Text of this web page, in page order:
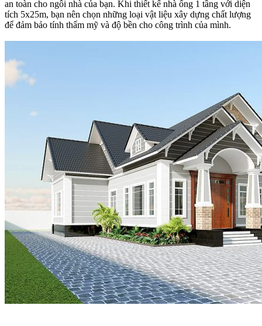
an toàn cho ngôi nhà của bạn. Khi thiết kế nhà ống 1 tầng với diện
tích 5x25m, bạn nên chọn những loại vật liệu xây dựng chất lượng
để đảm bảo tính thẩm mỹ và độ bền cho công trình của mình.